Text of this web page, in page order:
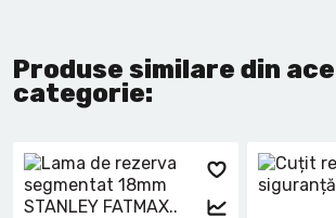
Produse similare din
categorie: